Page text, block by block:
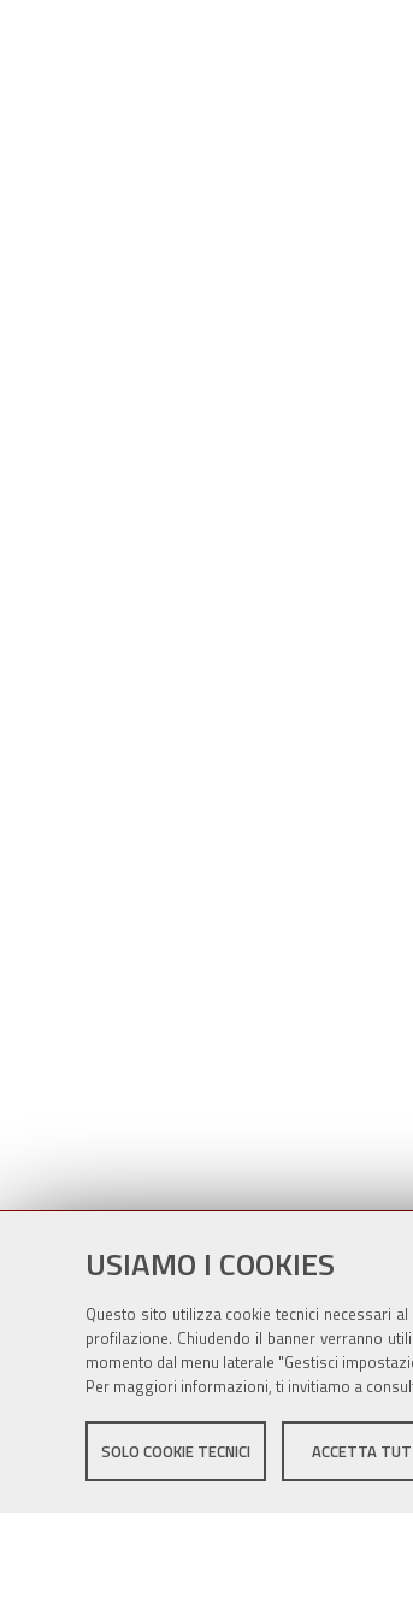
USIAMO I COOKIES
Questo sito utilizza cookie tecnici necessari
profilazione. Chiudendo il banner verranno
momento dal menu laterale "Gestisci
Per maggiori informazioni, ti invitiamo a
SOLO COOKIE TECNICI ACCETTA
Sito istituzionale Comune di Zola